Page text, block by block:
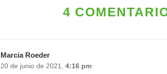
4
Marcia Roeder
20 de junio de 2021, 4:16 pm